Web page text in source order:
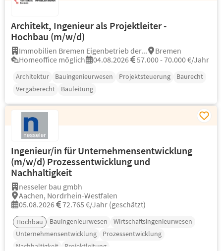
Architekt, Ingenieur als Projektleiter -
Hochbau (m/w/d)
Immobilien Bremen Eigenbetrieb der...
Bremen
Homeoffice möglich
04.08.2026 57.000 - 70.000 €/Jahr
Architektur Bauingenieurwesen Projektsteuerung
Baurecht
Vergaberecht
Bauleitung
Ingenieur/in für Unternehmensentwicklung
(m/w/d) Prozessentwicklung und
Nachhaltigkeit
nesseler bau gmbh
Aachen, Nordrhein-Westfalen
05.08.2026
72.765 €/Jahr (geschätzt)
Hochbau Bauingenieurwesen
Wirtschaftsingenieurwesen
Unternehmensentwicklung
Prozessentwicklung
Nachhaltigkeit
Projektleitung